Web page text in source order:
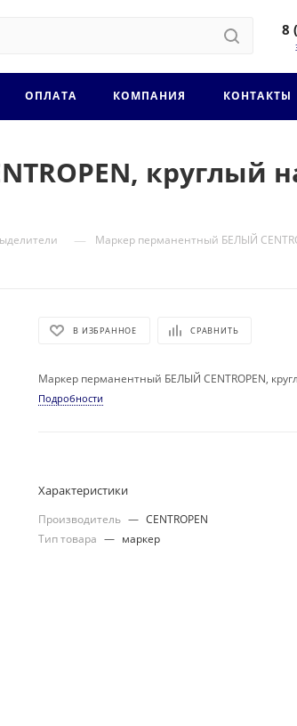
8
ОПЛАТА КОМПАНИЯ КОНТАКТЫ
круглый
— Маркер перманентный БЕЛЫЙ
В ИЗБРАННОЕ СРАВНИТЬ
Маркер перманентный БЕЛЫЙ CENTROPEN,
Подробности
Характеристики
Производитель — CENTROPEN
Тип товара — маркер